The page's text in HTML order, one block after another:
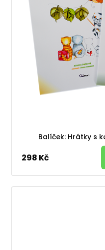
Balíček: Hrátky s
298 Kč